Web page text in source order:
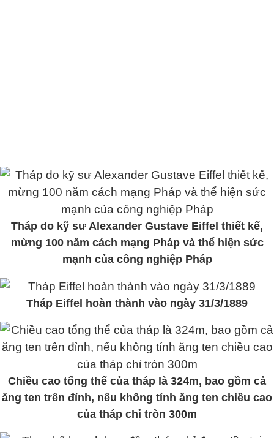
Tháp do kỹ sư Alexander Gustave Eiffel thiết kế,
mừng 100 năm cách mạng Pháp và thể hiện sức
mạnh của công nghiệp Pháp
Tháp Eiffel hoàn thành vào ngày 31/3/1889
Chiều cao tổng thể của tháp là 324m, bao gồm cả
ăng ten trên đỉnh, nếu không tính ăng ten chiều cao
của tháp chỉ tròn 300m